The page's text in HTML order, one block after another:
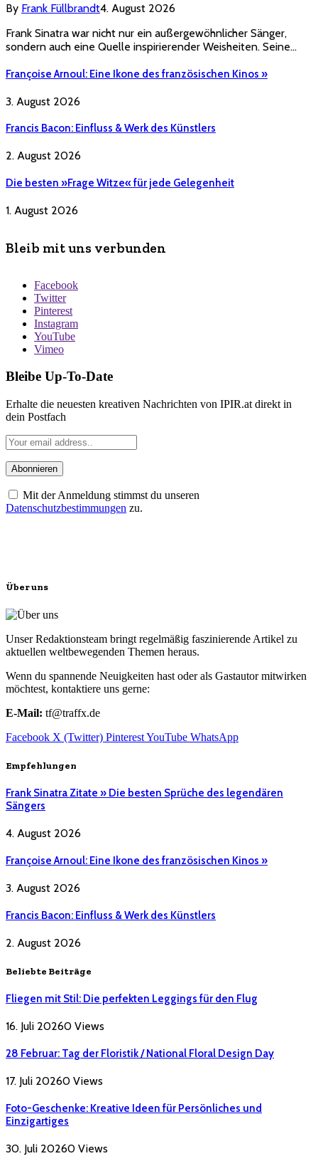
By Frank Füllbrandt4. August 2026
Frank Sinatra war nicht nur ein außergewöhnlicher Sänger,
sondern auch eine Quelle inspirierender Weisheiten. Seine…
Françoise Arnoul: Eine Ikone des französischen Kinos »
3. August 2026
Francis Bacon: Einfluss & Werk des Künstlers
2. August 2026
Die besten »Frage Witze« für jede Gelegenheit
1. August 2026
Bleib mit uns verbunden
Facebook
Twitter
Pinterest
Instagram
YouTube
Vimeo
Bleibe Up-To-Date
Erhalte die neuesten kreativen Nachrichten von IPIR.at direkt in
dein Postfach
Mit der Anmeldung stimmst du unseren
Datenschutzbestimmungen zu.
Über uns
Unser Redaktionsteam bringt regelmäßig faszinierende Artikel zu
aktuellen weltbewegenden Themen heraus.
Wenn du spannende Neuigkeiten hast oder als Gastautor mitwirken
möchtest, kontaktiere uns gerne:
E-Mail: tf@traffx.de
Facebook X (Twitter) PinterestYouTube WhatsApp
Empfehlungen
Frank Sinatra Zitate » Die besten Sprüche des legendären
Sängers
4. August 2026
Françoise Arnoul: Eine Ikone des französischen Kinos »
3. August 2026
Francis Bacon: Einfluss & Werk des Künstlers
2. August 2026
Beliebte Beiträge
Fliegen mit Stil: Die perfekten Leggings für den Flug
16. Juli 20260 Views
28 Februar: Tag der Floristik / National Floral Design Day
17. Juli 20260 Views
Foto-Geschenke: Kreative Ideen für Persönliches und
Einzigartiges
30. Juli 20260 Views